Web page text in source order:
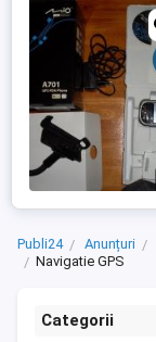
Publi24 Anunțuri
Navigatie GPS
Categorii